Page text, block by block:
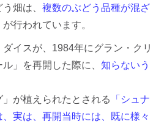
畑は、 複数のぶどう品種が混ざ
が行われています。
ダイスが、1984年にグラン・クリ
」を再開した際に、 知らないう
が植えられたとされる
「シュナ
実は、再開当時には、既に様々